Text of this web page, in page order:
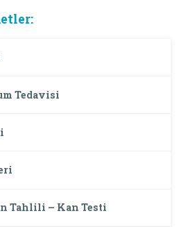
Tedavisi
Tahlili – Kan Testi